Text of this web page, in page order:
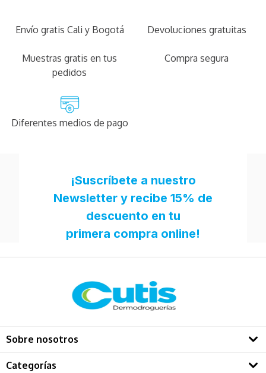
Envío gratis Cali y Bogotá Devoluciones gratuitas
Muestras gratis en tus
pedidos
Compra segura
Diferentes medios de pago
Sobre nosotros
Quienes somos
Categorías